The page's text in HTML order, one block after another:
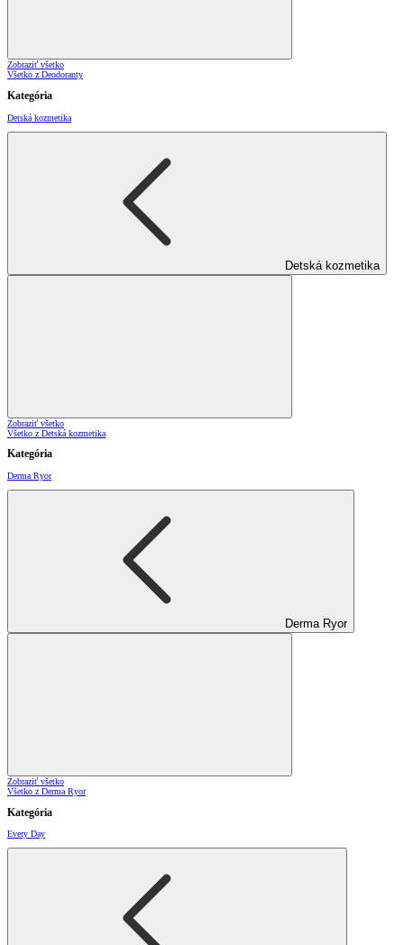
Zobraziť všetko
Všetko z Deodoranty
Kategória
Detská kozmetika
Detská kozmetika
Zobraziť všetko
Všetko z Detská kozmetika
Kategória
Derma Ryor
Derma Ryor
Zobraziť všetko
Všetko z Derma Ryor
Kategória
Every Day